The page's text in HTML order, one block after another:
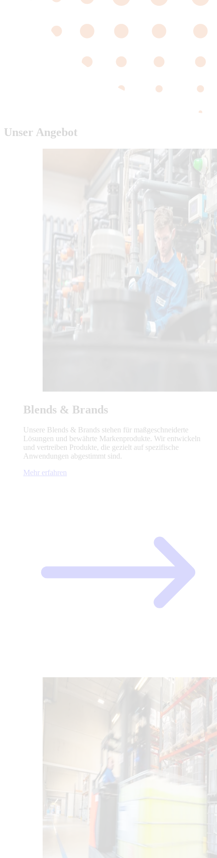
Unser Angebot
Blends & Brands
Unsere Blends & Brands stehen für maßgeschneiderte
Lösungen und bewährte Markenprodukte. Wir entwickeln
und vertreiben Produkte, die gezielt auf spezifische
Anwendungen abgestimmt sind.
Mehr erfahren